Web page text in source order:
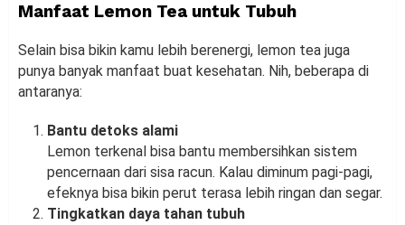
Manfaat Lemon Tea untuk Tubuh
Selain bisa bikin kamu lebih berenergi, lemon tea juga
punya banyak manfaat buat kesehatan. Nih, beberapa di
antaranya:
Bantu detoks alami
Lemon terkenal bisa bantu membersihkan sistem
pencernaan dari sisa racun. Kalau diminum pagi-pagi,
efeknya bisa bikin perut terasa lebih ringan dan segar.
Tingkatkan daya tahan tubuh